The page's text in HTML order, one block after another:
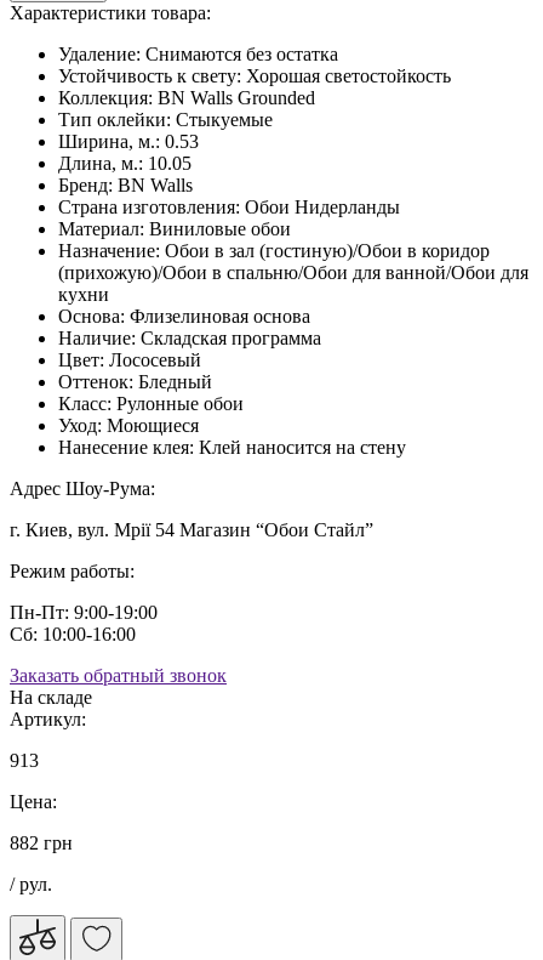
Характеристики товара:
Удаление: Снимаются без остатка
Устойчивость к свету: Хорошая светостойкость
Коллекция: BN Walls Grounded
Тип оклейки: Стыкуемые
Ширина, м.: 0.53
Длина, м.: 10.05
Бренд: BN Walls
Страна изготовления: Обои Нидерланды
Материал: Виниловые обои
Назначение: Обои в зал (гостиную)/Обои в коридор
(прихожую)/Обои в спальню/Обои для ванной/Обои для
кухни
Основа: Флизелиновая основа
Наличие: Складская программа
Цвет: Лососевый
Оттенок: Бледный
Класс: Рулонные обои
Уход: Моющиеся
Нанесение клея: Клей наносится на стену
Адрес Шоу-Рума:
г. Киев, вул. Мрії 54 Магазин “Обои Стайл”
Режим работы:
Пн-Пт: 9:00-19:00
Сб: 10:00-16:00
Заказать обратный звонок
На складе
Артикул:
913
Цена:
882 грн
/ рул.